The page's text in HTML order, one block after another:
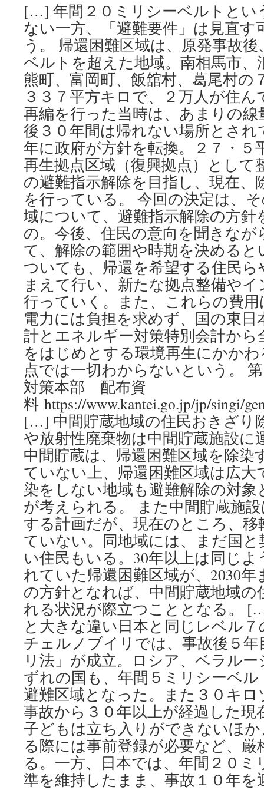
[…] 年間２０ミリシーベルトとい
ない一方、「避難要件」は見直す
う。 帰還困難区域は、原発事故
ベルトを超えた地域。南相馬市、
熊町、富岡町、飯舘村、葛尾村の
３３７平方キロで、２万人が住
再編を行った当時は、あまりの
後３０年間は帰れない場所とさ
年に政府が方針を転換。２７・５
再生拠点区域（復興拠点）として
の避難指示解除を目指し、現在、
を行っている。 今回の決定は、
域について、避難指示解除の方
の。今後、住民の意向を聞きな
て、解除の範囲や時期を決める
ついても、帰還を希望する住民
まえて行い、新たな拠点整備や
行っていく。また、これらの費
電力には負担を求めず、国の東日
計とエネルギー対策特別会計から
をはじめとする環境再生にかか
点では一切わからないという。
対策本部 配布資
料 https://www.kantei.go.jp/jp/singi/
[…] 中間貯蔵地域の住民おきざり
や放射性廃棄物は中間貯蔵施設に
中間貯蔵は、帰還困難区域を除染
ていない上、帰還困難区域は広
染をしない地域も避難解除の対
が考えられる。 また中間貯蔵施
する計画だが、現在のところ、
ていない。同地域には、まだ国
い住民もいる。30年以上は同じ
れていた帰還困難区域が、2030
の方針となれば、中間貯蔵地域
れる状況が際立つこととなる。
と大きな違い日本と同じレベル
チェルノブイリでは、事故後５
リ法」が成立。ロシア、ベラル
ずれの国も、年間５ミリシーベ
避難区域となった。また３０キ
事故から３０年以上が経過した現
子どもは立ち入りができないほ
る際には事前登録が必要など、
る。一方、日本では、年間２０
準を維持したまま、事故１０年